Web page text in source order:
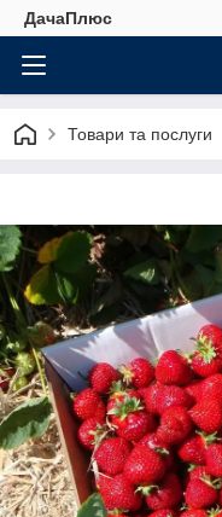
ДачаПлюс
Товари та послуги